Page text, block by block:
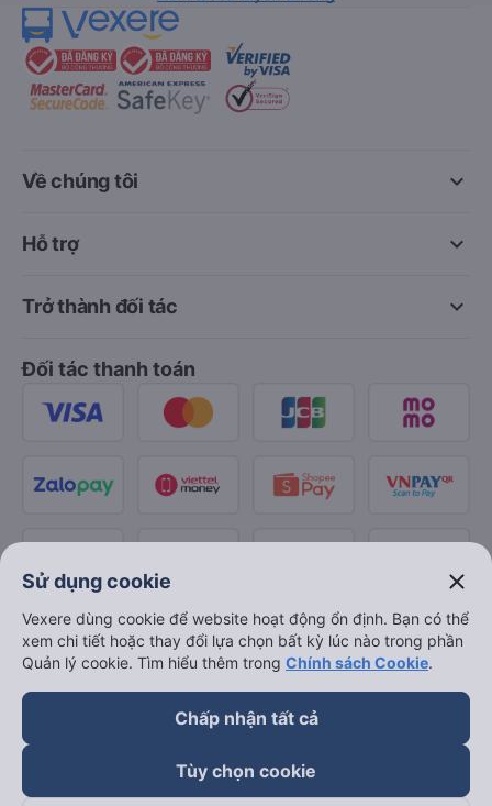
keyboard_arrow_down
Về chúng tôi
keyboard_arrow_down
Hỗ trợ
keyboard_arrow_down
Trở thành đối tác
Đối tác thanh toán
Sử dụng cookie close
Vexere dùng cookie để website hoạt động ổn định. Bạn có thể
xem chi tiết hoặc thay đổi lựa chọn bất kỳ lúc nào trong phần
Quản lý cookie. Tìm hiểu thêm trong Chính sách Cookie.
Chấp nhận tất cả
Tùy chọn cookie